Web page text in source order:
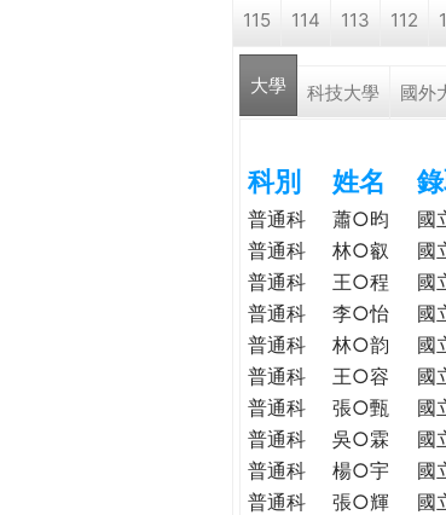
a
r
h
e
r
e
115 114 113 112
大學 科技大學 國外
科別 姓名
普通科 蕭○昀 國
普通科
林○叡 國
普通科
王○程 國
普通科
李○怡 國
普通科
林○韵 國
普通科
王○容 國
普通科
張○甄 國
普通科
吳○霖 國
普通科
楊○宇 國
普通科
張○輝 國